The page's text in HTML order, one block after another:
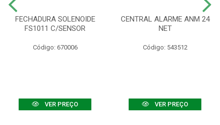
FECHADURA SOLENOIDE
FS1011 C/SENSOR
Código: 670006
VER PREÇO
CENTRAL ALARME ANM 24
NET
Código: 543512
VER PREÇO